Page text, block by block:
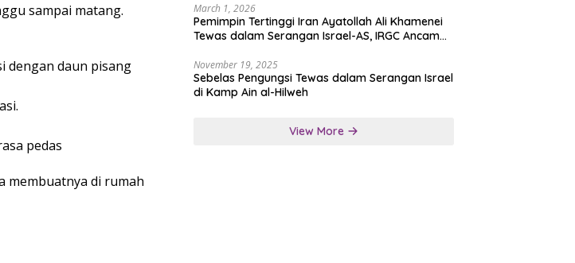
sampai matang.
dengan daun pisang
pedas
membuatnya di rumah
March 1, 2026
Pemimpin Tertinggi Iran Ayatollah Ali Khamenei
Tewas dalam Serangan Israel-AS, IRGC Ancam
November 19, 2025
Sebelas Pengungsi Tewas dalam Serangan Israel
di Kamp Ain al-Hilweh
View More